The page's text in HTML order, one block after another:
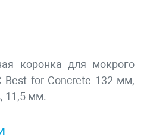
коронка для мокрого
Best for Concrete 132 мм,
11,5 мм.